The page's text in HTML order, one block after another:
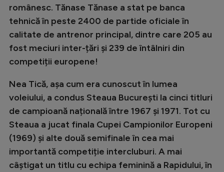
Gimnastică
Auto
Ciclism
JO 2024
JO 2026
românesc. Tănase Tănase a stat pe banca
tehnică în peste 2400 de partide oficiale în
calitate de antrenor principal, dintre care 205 au
fost meciuri inter-țări și 239 de întâlniri din
competiții europene!
Nea Tică, așa cum era cunoscut în lumea
voleiului, a condus Steaua București la cinci titluri
de campioană națională între 1967 și 1971. Tot cu
Steaua a jucat finala Cupei Campionilor Europeni
(1969) și alte două semifinale în cea mai
importantă competiție intercluburi. A mai
câștigat un titlu cu echipa feminină a Rapidului, în